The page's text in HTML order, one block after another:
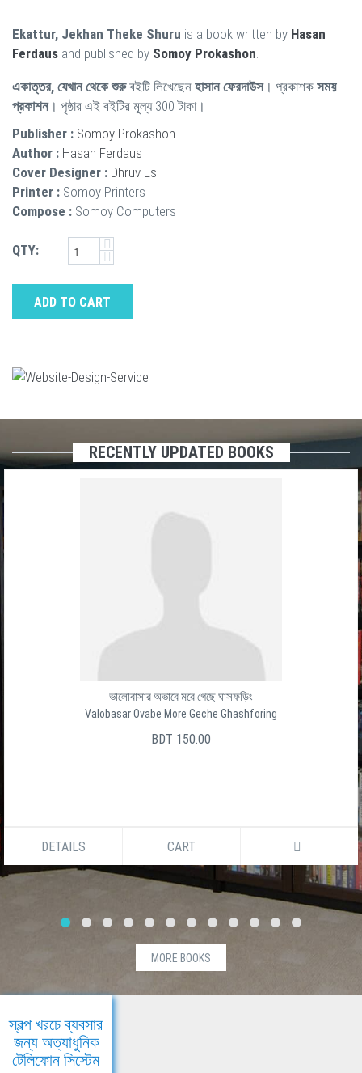
Ekattur, Jekhan Theke Shuru is a book written by Hasan
Ferdaus and published by Somoy Prokashon
একাত্তর, যেখান থেকে শুরুবইটি লিখেছেন হাসান ফেরদাউস। প্রকাশক সময়
প্রকাশন। পৃষ্ঠার এই বইটির মূল্য 300 টাকা।
Publisher : Somoy Prokashon
Author : Hasan Ferdaus
Cover Designer : Dhruv Es
Printer : Somoy Printers
Compose : Somoy Computers
QTY:
ADD TO CART
RECENTLY UPDATED BOOKS
ভালোবাসার অভাবে মরে গেছে ঘাসফড়িং
Valobasar Ovabe More Geche Ghashforing
BDT 150.00
DETAILS CART
MORE BOOKS
স্বল্প খরচে ব্যবসার
জন্য অত্যাধুনিক
টেলিফোন সিস্টেম